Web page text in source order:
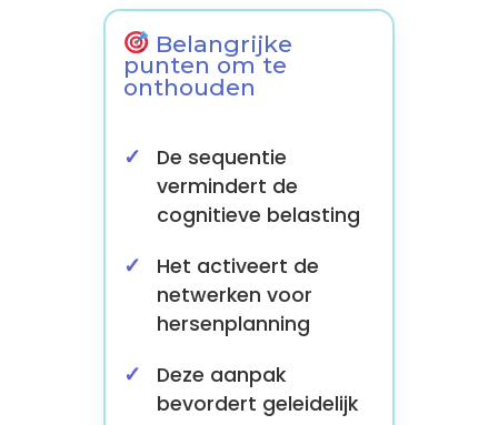
Belangrijke
punten om te
onthouden
De sequentie
vermindert de
cognitieve belasting
Het activeert de
netwerken voor
hersenplanning
Deze aanpak
bevordert geleidelijk